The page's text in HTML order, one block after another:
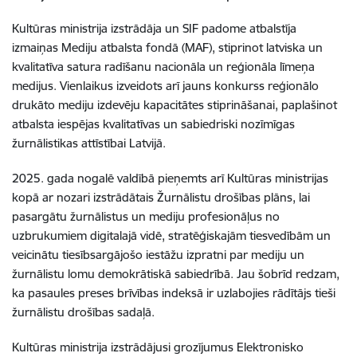
Kultūras ministrija izstrādāja un SIF padome atbalstīja
izmaiņas Mediju atbalsta fondā (MAF), stiprinot latviska un
kvalitatīva satura radīšanu nacionāla un reģionāla līmeņa
medijus. Vienlaikus izveidots arī jauns konkurss reģionālo
drukāto mediju izdevēju kapacitātes stiprināšanai, paplašinot
atbalsta iespējas kvalitatīvas un sabiedriski nozīmīgas
žurnālistikas attīstībai Latvijā.
2025. gada nogalē valdībā pieņemts arī Kultūras ministrijas
kopā ar nozari izstrādātais Žurnālistu drošības plāns, lai
pasargātu žurnālistus un mediju profesionāļus no
uzbrukumiem digitalajā vidē, stratēģiskajām tiesvedībām un
veicinātu tiesībsargājošo iestāžu izpratni par mediju un
žurnālistu lomu demokrātiskā sabiedrībā. Jau šobrīd redzam,
ka pasaules preses brīvības indeksā ir uzlabojies rādītājs tieši
žurnālistu drošības sadaļā.
Kultūras ministrija izstrādājusi grozījumus Elektronisko